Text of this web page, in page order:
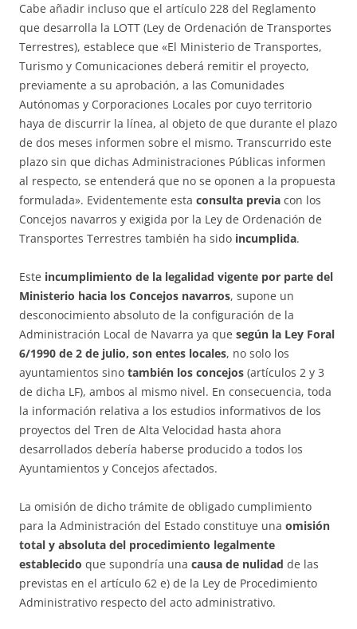
Cabe añadir incluso que el artículo 228 del Reglamento
que desarrolla la LOTT (Ley de Ordenación de Transportes
Terrestres), establece que «El Ministerio de Transportes,
Turismo y Comunicaciones deberá remitir el proyecto,
previamente a su aprobación, a las Comunidades
Autónomas y Corporaciones Locales por cuyo territorio
haya de discurrir la línea, al objeto de que durante el plazo
de dos meses informen sobre el mismo. Transcurrido este
plazo sin que dichas Administraciones Públicas informen
al respecto, se entenderá que no se oponen a la propuesta
formulada». Evidentemente esta consulta previa con los
Concejos navarros y exigida por la Ley de Ordenación de
Transportes Terrestres también ha sido incumplida.
Este incumplimiento de la legalidad vigente por parte del
Ministerio hacia los Concejos navarros, supone un
desconocimiento absoluto de la configuración de la
Administración Local de Navarra ya que según la Ley Foral
6/1990 de 2 de julio, son entes locales, no solo los
ayuntamientos sino también los concejos (artículos 2 y 3
de dicha LF), ambos al mismo nivel. En consecuencia, toda
la información relativa a los estudios informativos de los
proyectos del Tren de Alta Velocidad hasta ahora
desarrollados debería haberse producido a todos los
Ayuntamientos y Concejos afectados.
La omisión de dicho trámite de obligado cumplimiento
para la Administración del Estado constituye una omisión
total y absoluta del procedimiento legalmente
establecido que supondría una causa de nulidad de las
previstas en el artículo 62 e) de la Ley de Procedimiento
Administrativo respecto del acto administrativo.